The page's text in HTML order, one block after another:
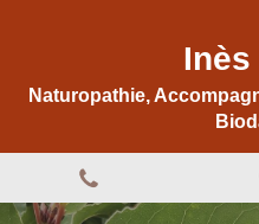
Inès
Naturopathie,